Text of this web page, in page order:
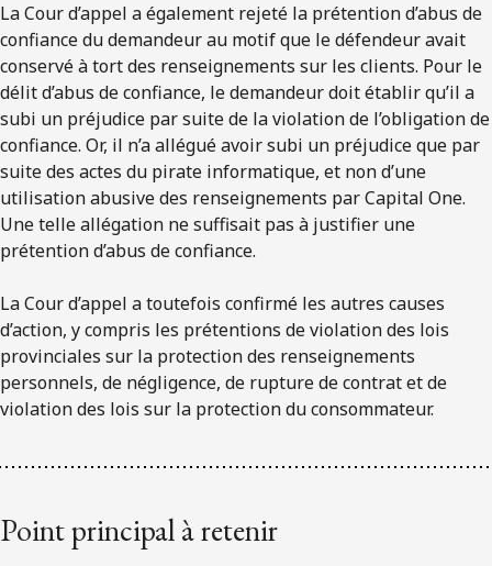
La Cour d’appel a également rejeté la prétention d’abus de
confiance du demandeur au motif que le défendeur avait
conservé à tort des renseignements sur les clients. Pour le
délit d’abus de confiance, le demandeur doit établir qu’il a
subi un préjudice par suite de la violation de l’obligation de
confiance. Or, il n’a allégué avoir subi un préjudice que par
suite des actes du pirate informatique, et non d’une
utilisation abusive des renseignements par Capital One.
Une telle allégation ne suffisait pas à justifier une
prétention d’abus de confiance.
La Cour d’appel a toutefois confirmé les autres causes
d’action, y compris les prétentions de violation des lois
provinciales sur la protection des renseignements
personnels, de négligence, de rupture de contrat et de
violation des lois sur la protection du consommateur.
Point principal à retenir